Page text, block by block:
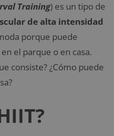
Training) es un tipo de
de alta intensidad
porque puede
el parque o en casa.
consiste? ¿Cómo puede